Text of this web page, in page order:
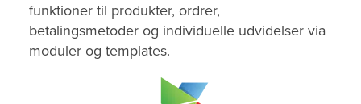
funktioner til produkter, ordrer,
betalingsmetoder og individuelle udvidelser via
moduler og templates.